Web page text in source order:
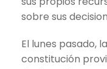
sobre sus
El lunes pasado,
constitución